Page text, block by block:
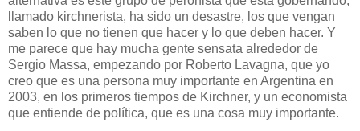
llamado kirchnerista, ha sido un desastre, los que vengan
saben lo que no tienen que hacer y lo que deben hacer. Y
me parece que hay mucha gente sensata alrededor de
Sergio Massa, empezando por Roberto Lavagna, que yo
creo que es una persona muy importante en Argentina en
2003, en los primeros tiempos de Kirchner, y un economista
que entiende de política, que es una cosa muy importante.